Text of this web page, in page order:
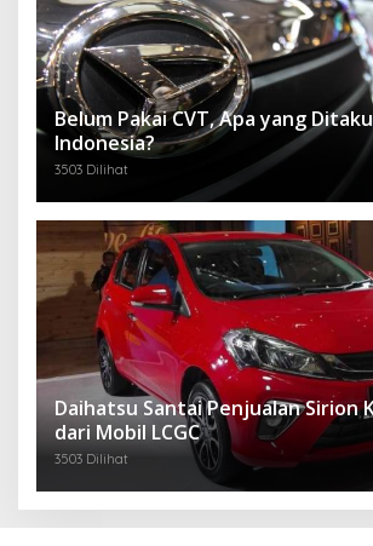
Belum Pakai CVT, Apa yang
Indonesia?
3503 Dilihat
Daihatsu Santai Penjualan Sirion
dari Mobil LCGC
3503 Dilihat